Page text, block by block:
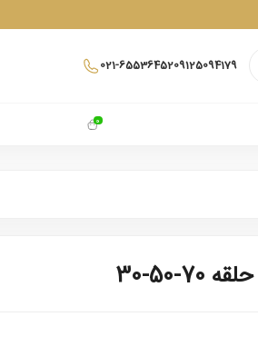
021-6553645209125094179
0
50-30